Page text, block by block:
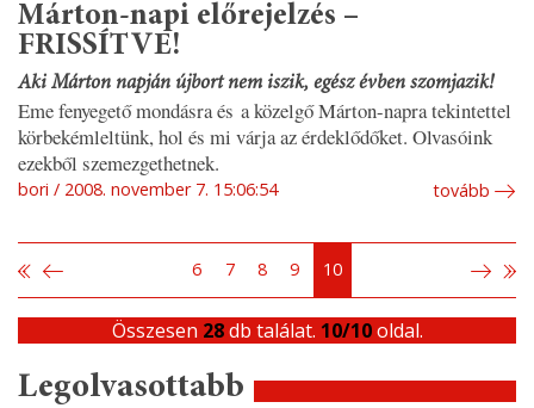
Márton-napi előrejelzés –
FRISSÍTVE!
Aki Márton napján újbort nem iszik, egész évben szomjazik!
Eme fenyegető mondásra és a közelgő Márton-napra tekintettel
körbekémleltünk, hol és mi várja az érdeklődőket. Olvasóink
ezekből szemezgethetnek.
bori 2008. november 7. 15:06:54 tovább
6 7 8 9 10
Összesen 28db találat. 10/10oldal.
Legolvasottabb